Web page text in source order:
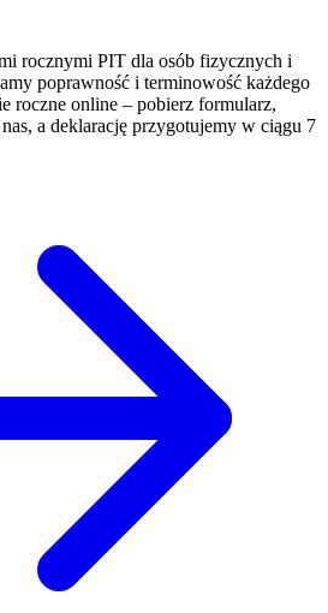
rocznymi PIT dla osób fizycznych i
poprawność i terminowość każdego
roczne online – pobierz formularz,
a deklarację przygotujemy w ciągu 7